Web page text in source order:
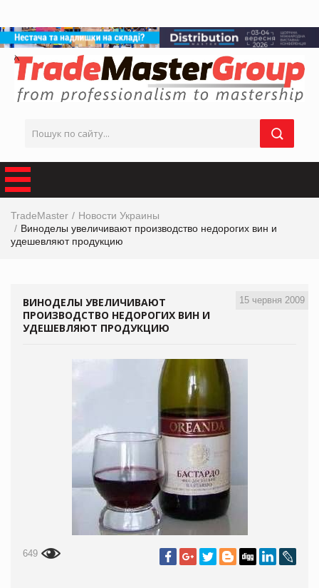
TradeMaster
Новости Украины
Виноделы увеличивают производство недорогих вин и
удешевляют продукцию
15 червня 2009
ВИНОДЕЛЫ УВЕЛИЧИВАЮТ
ПРОИЗВОДСТВО НЕДОРОГИХ ВИН И
УДЕШЕВЛЯЮТ ПРОДУКЦИЮ
649